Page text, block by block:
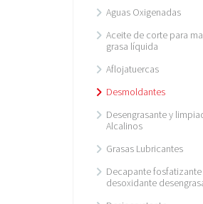
Aguas Oxigenadas
Aceite de corte para
grasa líquida
Aflojatuercas
Desmoldantes
Desengrasante y
Alcalinos
Grasas Lubricantes
Decapante fosfatizante
desoxidante